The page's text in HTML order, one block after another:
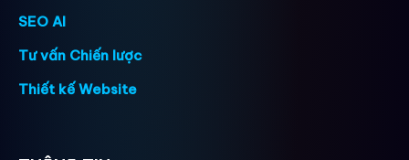
SEO AI
Tư vấn Chiến lược
Thiết kế Website